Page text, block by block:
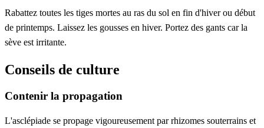
Rabattez toutes les tiges mortes au ras du sol en fin d'hiver ou début
de printemps. Laissez les gousses en hiver. Portez des gants car la
sève est irritante.
Conseils de culture
Contenir la propagation
L'asclépiade se propage vigoureusement par rhizomes souterrains et